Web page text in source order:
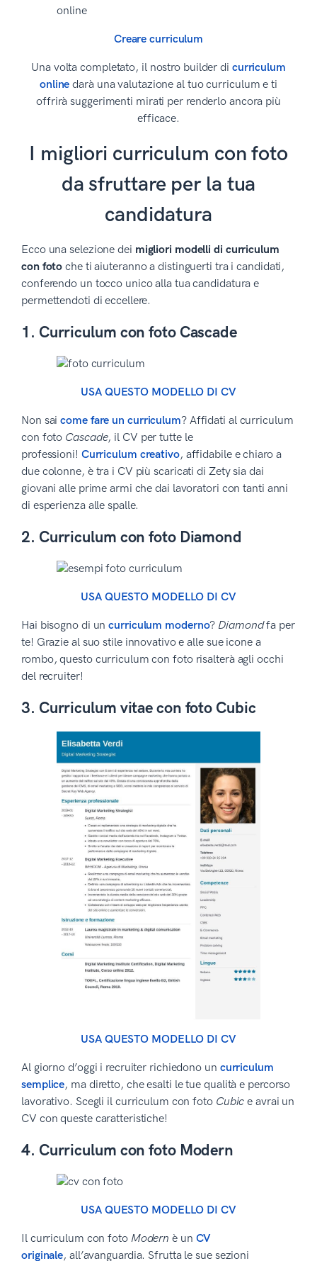
Creare curriculum
Una volta completato, il nostro builder di curriculum
online darà una valutazione al tuo curriculum e ti
offrirà suggerimenti mirati per renderlo ancora più
efficace.
I migliori curriculum con foto
da sfruttare per la tua
candidatura
Ecco una selezione dei migliori modelli di curriculum
con foto che ti aiuteranno a distinguerti tra i candidati,
conferendo un tocco unico alla tua candidatura e
permettendoti di eccellere.
1. Curriculum con foto Cascade
USA QUESTO MODELLO DI CV
Non saicome fare un curriculum? Affidati al curriculum
con foto Cascade, il CV per tutte le
professioni! Curriculum creativo, affidabile e chiaro a
due colonne, è tra i CV più scaricati di Zety sia dai
giovani alle prime armi che dai lavoratori con tanti anni
di esperienza alle spalle.
2. Curriculum con foto Diamond
USA QUESTO MODELLO DI CV
Hai bisogno di uncurriculum moderno? Diamondfa per
te! Grazie al suo stile innovativo e alle sue icone a
rombo, questo curriculum con foto risalterà agli occhi
del recruiter!
3. Curriculum vitae con foto Cubic
USA QUESTO MODELLO DI CV
Al giorno d’oggi i recruiter richiedono un curriculum
semplice, ma diretto, che esalti le tue qualità e percorso
lavorativo. Scegli il curriculum con foto Cubice avrai un
CV con queste caratteristiche!
4. Curriculum con foto Modern
USA QUESTO MODELLO DI CV
Il curriculum con foto Modern è un CV
originale, all’avanguardia. Sfrutta le sue sezioni